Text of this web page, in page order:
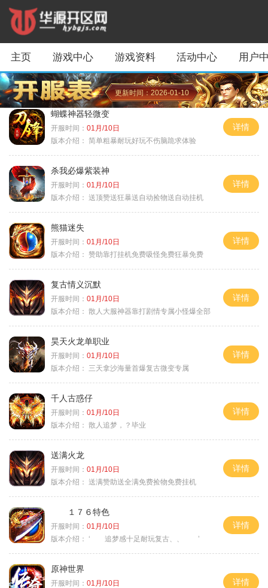
主页 游戏中心 游戏资料 活动中心 用户
更新时间：2026-01-10
蝴蝶神器轻微变
开服时间： 01月/10日
版本介绍： 简单粗暴耐玩好玩不伤脑跪求体验
详情
杀我必爆紫装神
开服时间： 01月/10日
版本介绍： 送顶赞送狂暴送自动捡物送自动挂机
详情
熊猫迷失
开服时间： 01月/10日
版本介绍： 赞助靠打挂机免费吸怪免费狂暴免费
详情
复古情义沉默
开服时间： 01月/10日
版本介绍： 散人大服神器靠打剧情专属小怪爆全部
详情
昊天火龙单职业
开服时间： 01月/10日
版本介绍：
三天拿沙海量首爆复古微变专属
详情
千人古惑仔
开服时间： 01月/10日
版本介绍： 散人追梦，？毕业
详情
送满火龙
开服时间： 01月/10日
版本介绍： 送满赞助送全满免费捡物免费挂机
详情
１７６特色
开服时间： 01月/10日
版本介绍： ‘ 追梦感十足耐玩复古、、 ’
详情
原神世界
开服时间： 01月/10日
详情